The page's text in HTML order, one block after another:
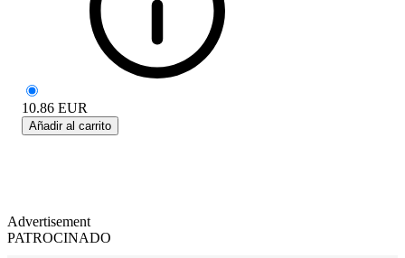
10.86 EUR
Añadir al carrito
Advertisement
PATROCINADO